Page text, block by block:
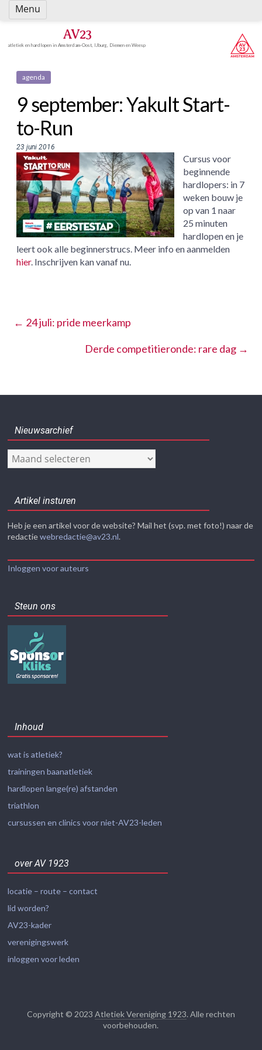
Spring
naar
AV23
atletiek en hardlopen in Amsterdam-Oost, IJburg, Diemen en Weesp
agenda
9 september: Yakult Start-
to-Run
23 juni 2016
Cursus voor
beginnende
hardlopers: in 7
weken bouw je
op van 1 naar
25 minuten
hardlopen en je
leert ook alle beginnerstrucs. Meer info en aanmelden
hier. Inschrijven kan vanaf nu.
← 24 juli: pride meerkamp
Derde competitieronde: rare dag →
Nieuwsarchief
Nieuwsarchief
Artikel insturen
Heb je een artikel voor de website? Mail het (svp. met foto!) naar de
redactiewebredactie@av23.nl.
Inloggen voor auteurs
Steun ons
Inhoud
wat is atletiek?
trainingen baanatletiek
hardlopen lange(re) afstanden
triathlon
cursussen en clinics voor niet-AV23-leden
over AV 1923
locatie – route – contact
lid worden?
AV23-kader
verenigingswerk
inloggen voor leden
Copyright © 2023 Atletiek Vereniging 1923. Alle rechten
voorbehouden.
Menu